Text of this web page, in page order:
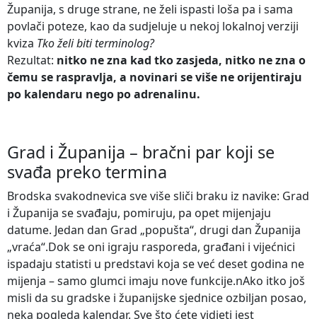
Županija, s druge strane, ne želi ispasti loša pa i sama
povlači poteze, kao da sudjeluje u nekoj lokalnoj verziji
kviza Tko želi biti terminolog?
Rezultat: nitko ne zna kad tko zasjeda, nitko ne zna o
čemu se raspravlja, a novinari se više ne orijentiraju
po kalendaru nego po adrenalinu.
Grad i Županija – bračni par koji se
svađa preko termina
Brodska svakodnevica sve više sliči braku iz navike: Grad
i Županija se svađaju, pomiruju, pa opet mijenjaju
datume. Jedan dan Grad „popušta“, drugi dan Županija
„vraća“.Dok se oni igraju rasporeda, građani i vijećnici
ispadaju statisti u predstavi koja se već deset godina ne
mijenja – samo glumci imaju nove funkcije.nAko itko još
misli da su gradske i županijske sjednice ozbiljan posao,
neka pogleda kalendar. Sve što ćete vidjeti jest